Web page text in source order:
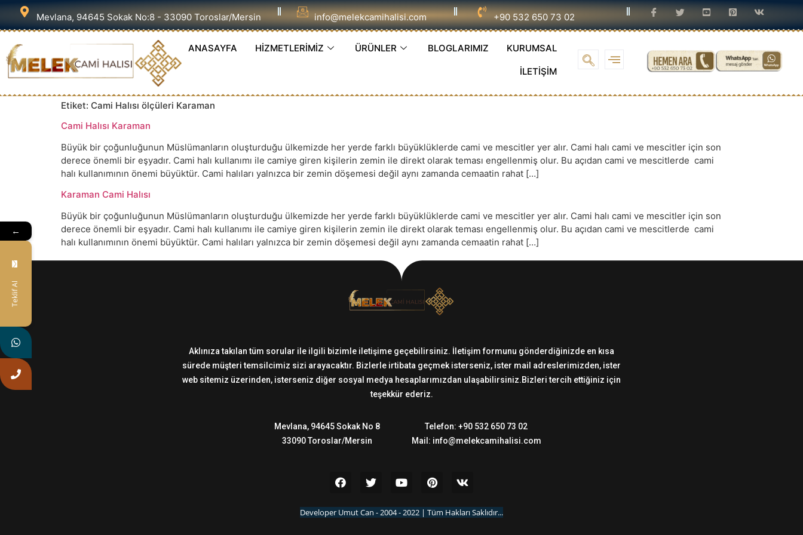
Mevlana, 94645 Sokak No:8 - 33090 Toroslar/Mersin info@melekcamihalisi.com +90 532 650 73 02
ANASAYFA HİZMETLERİMİZ ÜRÜNLER BLOGLARIMIZ KURUMSAL
İLETİŞİM
Etiket: Cami Halısı ölçüleri Karaman
Cami Halısı Karaman
Büyük bir çoğunluğunun Müslümanların oluşturduğu ülkemizde her yerde farklı büyüklüklerde cami ve mescitler yer alır. Cami halı cami ve mescitler için son
derece önemli bir eşyadır. Cami halı kullanımı ile camiye giren kişilerin zemin ile direkt olarak teması engellenmiş olur. Bu açıdan cami ve mescitlerde cami
halı kullanımının önemi büyüktür. Cami halıları yalnızca bir zemin döşemesi değil aynı zamanda cemaatin rahat […]
Karaman Cami Halısı
Büyük bir çoğunluğunun Müslümanların oluşturduğu ülkemizde her yerde farklı büyüklüklerde cami ve mescitler yer alır. Cami halı cami ve mescitler için son
derece önemli bir eşyadır. Cami halı kullanımı ile camiye giren kişilerin zemin ile direkt olarak teması engellenmiş olur. Bu açıdan cami ve mescitlerde cami
halı kullanımının önemi büyüktür. Cami halıları yalnızca bir zemin döşemesi değil aynı zamanda cemaatin rahat […]
Aklınıza takılan tüm sorular ile ilgili bizimle iletişime geçebilirsiniz. İletişim formunu gönderdiğinizde en kısa
sürede müşteri temsilcimiz sizi arayacaktır. Bizlerle irtibata geçmek isterseniz, ister mail adreslerimizden, ister
web sitemiz üzerinden, isterseniz diğer sosyal medya hesaplarımızdan ulaşabilirsiniz.Bizleri tercih ettiğiniz için
teşekkür ederiz.
Mevlana, 94645 Sokak No 8
33090 Toroslar/Mersin
Telefon: +90 532 650 73 02
Mail: info@melekcamihalisi.com
Developer Umut Can - 2004 - 2022 | Tüm Hakları Saklıdır...
←
Teklif Al